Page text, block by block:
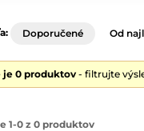
Doporučené Od
je 0 produktov - filtrujte
1-0 z 0 produktov